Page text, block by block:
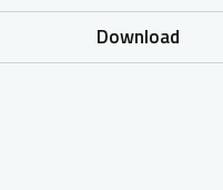
Download